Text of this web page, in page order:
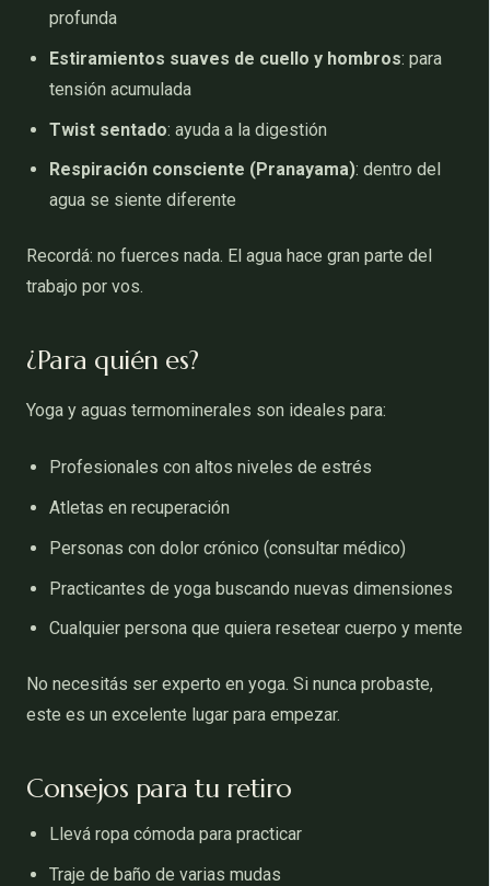
profunda
Estiramientos suaves de cuello y hombros: para
tensión acumulada
Twist sentado: ayuda a la digestión
Respiración consciente (Pranayama): dentro del
agua se siente diferente
Recordá: no fuerces nada. El agua hace gran parte del
trabajo por vos.
¿Para quién es?
Yoga y aguas termominerales son ideales para:
Profesionales con altos niveles de estrés
Atletas en recuperación
Personas con dolor crónico (consultar médico)
Practicantes de yoga buscando nuevas dimensiones
Cualquier persona que quiera resetear cuerpo y mente
No necesitás ser experto en yoga. Si nunca probaste,
este es un excelente lugar para empezar.
Consejos para tu retiro
Llevá ropa cómoda para practicar
Traje de baño de varias mudas